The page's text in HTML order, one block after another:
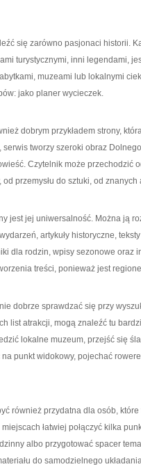
się zarówno pasjonaci historii.
turystycznymi, inni legendami,
muzeami lub lokalnymi
jako planer wycieczek.
dobrym przykładem strony,
tworzy szeroki obraz
Czytelnik może przechodzić
od przemysłu do sztuki, od
jest jej uniwersalność. Można ją
artykuły historyczne,
dla rodzin, wpisy sezonowe oraz
treści, ponieważ jest
dobrze sprawdzać się przy
list atrakcji, mogą znaleźć tu
lokalne muzeum, przejść się
punkt widokowy, pojechać
również przydatna dla osób,
łatwiej połączyć kilka
albo przygotować spacer
do samodzielnego